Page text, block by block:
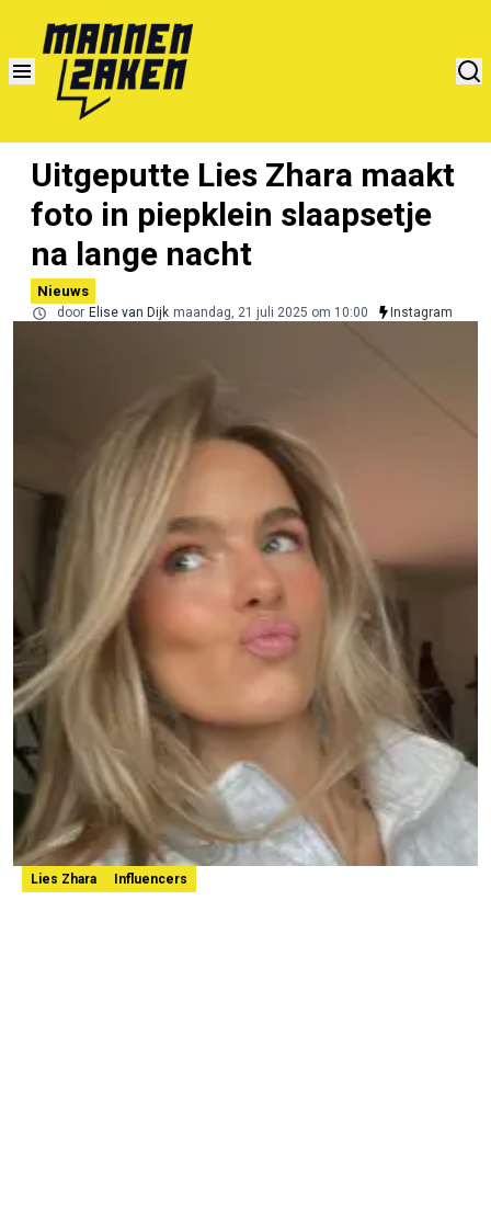
Uitgeputte Lies Zhara maakt
foto in piepklein slaapsetje
na lange nacht
Nieuws
door Elise van Dijk maandag, 21 juli 2025 om 10:00 Instagram
Lies Zhara Influencers